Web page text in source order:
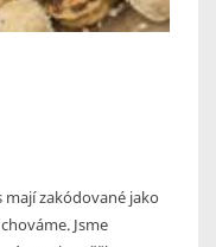
mají zakódované jako
Jsme